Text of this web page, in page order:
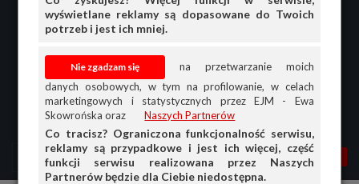
wyświetlane reklamy są dopasowane do Twoich
potrzeb i jest ich mniej.
na przetwarzanie moich
danych osobowych, w tym na profilowanie, w celach
marketingowych i statystycznych przez EJM - Ewa
Skowrońska oraz
Naszych Partnerów
Co tracisz? Ograniczona funkcjonalność serwisu,
reklamy są przypadkowe i jest ich więcej, część
funkcji serwisu realizowana przez Naszych
Partnerów będzie dla Ciebie niedostępna.
MENU MOJA AG